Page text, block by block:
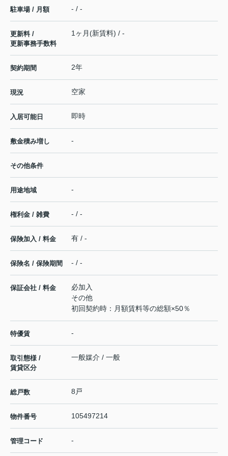
駐車場 / 月額 - / -
更新料 /
更新事務手数料
1ヶ月(新賃料) / -
契約期間 2年
現況 空家
入居可能日 即時
敷金積み増し -
その他条件
用途地域 -
権利金 / 雑費 - / -
保険加入 / 料金 有 / -
保険名 / 保険期間 - / -
保証会社 / 料金
必加入
その他
初回契約時：月額賃料等の総額×50％
特優賃 -
取引態様 /
賃貸区分
一般媒介 / 一般
総戸数 8戸
物件番号 105497214
管理コード -